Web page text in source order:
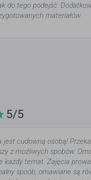
do tego podejść.
materiałów.
5/5
jest cudowną osobą!
z możliwych spobów.
każdy temat. Zajęcia
spoób, omawiane są